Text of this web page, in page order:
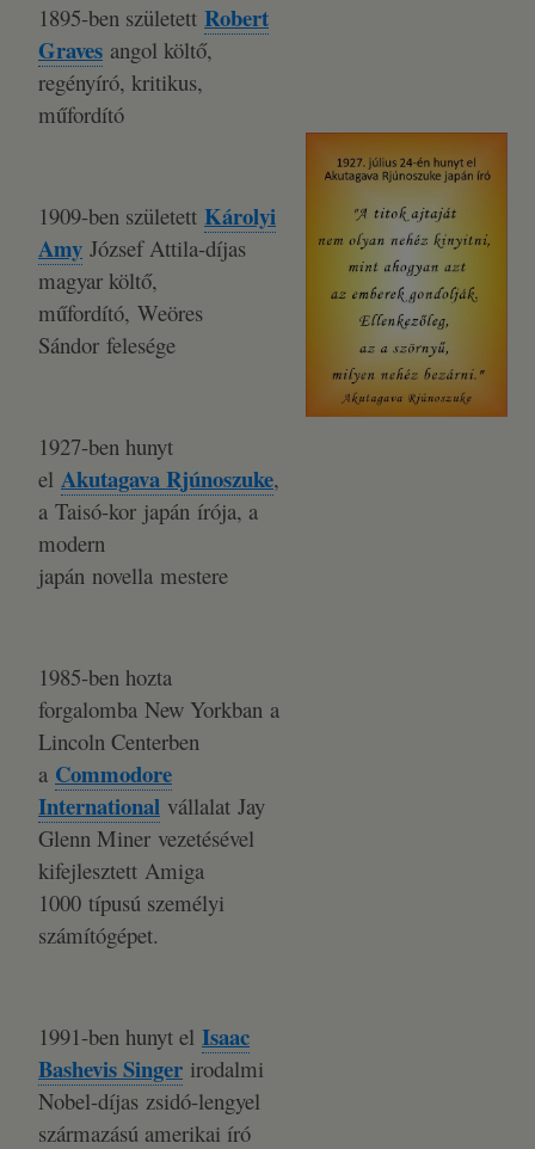
1895-ben született Robert
Graves angol költő,
regényíró, kritikus,
műfordító
1909-ben született Károlyi
Amy József Attila-díjas
magyar költő,
műfordító, Weöres
Sándor felesége
1927-ben hunyt
el Akutagava Rjúnoszuke,
a Taisó-kor japán írója, a
modern
japán novella mestere
1985-ben hozta
forgalomba New Yorkban a
Lincoln Centerben
a Commodore
International vállalat Jay
Glenn Miner vezetésével
kifejlesztett Amiga
1000 típusú személyi
számítógépet.
1991-ben hunyt el Isaac
Bashevis Singer irodalmi
Nobel-díjas zsidó-lengyel
származású amerikai író